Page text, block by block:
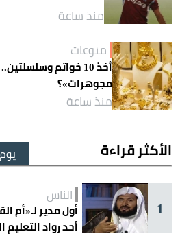
منذ ساعة
منوعات
أخذ 10 خواتم
مجوهرات»؟
منذ ساعة
الأكثر قراءة يوم
1
الناس
أول مدير لـ«أم
أحد رواد